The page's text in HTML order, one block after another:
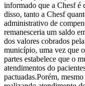
informado que a Chesf é
disso, tanto a Chesf
administrativo de
remanesceria um saldo
dos valores cobrados
município, uma vez que
partes estabelece que o
atendimentos do
pactuadas.Porém,